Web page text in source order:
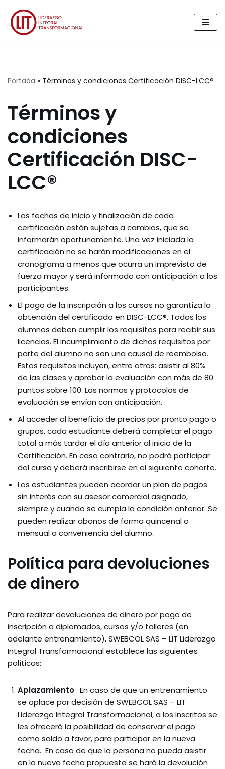
Saltar
Portada » Términos y condiciones Certificación DISC-LCC®
Términos y
condiciones
Certificación DISC-
LCC®
Las fechas de inicio y finalización de cada
certificación están sujetas a cambios, que se
informarán oportunamente. Una vez iniciada la
certificación no se harán modificaciones en el
cronograma a menos que ocurra un imprevisto de
fuerza mayor y será informado con anticipación a los
participantes.
El pago de la inscripción a los cursos no garantiza la
obtención del certificado en DISC-LCC®. Todos los
alumnos deben cumplir los requisitos para recibir sus
licencias. El incumplimiento de dichos requisitos por
parte del alumno no son una causal de reembolso.
Estos requisitos incluyen, entre otros: asistir al 80%
de las clases y aprobar la evaluación con más de 80
puntos sobre 100. Las normas y protocolos de
evaluación se envían con anticipación.
Al acceder al beneficio de precios por pronto pago o
grupos, cada estudiante deberá completar el pago
total a más tardar el día anterior al inicio de la
Certificación. En caso contrario, no podrá participar
del curso y deberá inscribirse en el siguiente cohorte.
Los estudiantes pueden acordar un plan de pagos
sin interés con su asesor comercial asignado,
siempre y cuando se cumpla la condición anterior. Se
pueden realizar abonos de forma quincenal o
mensual a conveniencia del alumno.
Política para devoluciones
de dinero
Para realizar devoluciones de dinero por pago de
inscripción a diplomados, cursos y/o talleres (en
adelante entrenamiento), SWEBCOL SAS – LIT Liderazgo
Integral Transformacional establece las siguientes
políticas:
Aplazamiento: En caso de que un entrenamiento
se aplace por decisión de SWEBCOL SAS – LIT
Liderazgo Integral Transformacional, a los inscritos se
les ofrecerá la posibilidad de conservar el pago
como saldo a favor, para participar en la nueva
fecha. En caso de que la persona no pueda asistir
en la nueva fecha propuesta se hará la devolución